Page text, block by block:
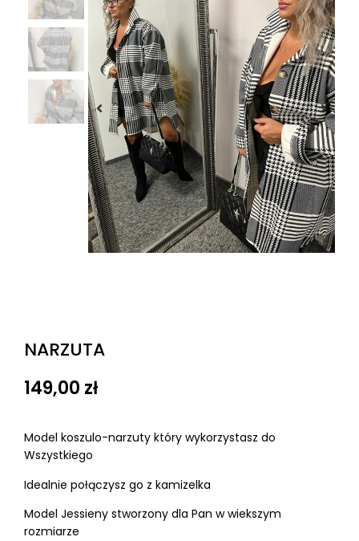
NARZUTA
149,00 zł
Model koszulo-narzuty który wykorzystasz do
Wszystkiego
Idealnie połączysz go z kamizelka
Model Jessieny stworzony dla Pan w wiekszym
rozmiarze